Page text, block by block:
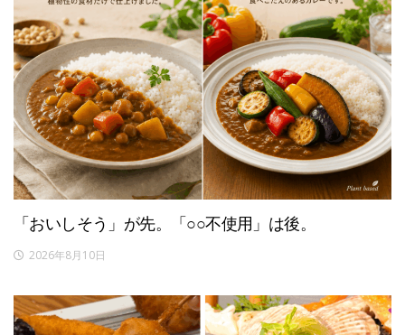
「おいしそう」が先。「○○不使用」は後。
2026年8月10日